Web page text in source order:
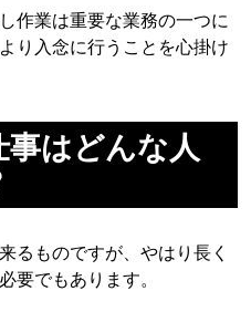
作業は重要な業務の一つに
り入念に行うことを心掛け
はどんな人
るものですが、やはり長く
要でもあります。